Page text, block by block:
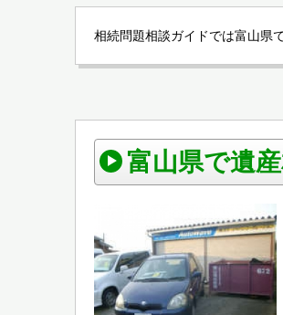
相続問題相談ガイドでは富山県
富山県で遺